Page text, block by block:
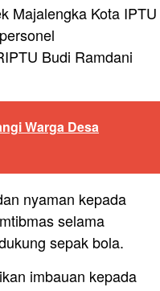
Majalengka Kota IPTU
Budi Ramdani
Warga Desa
nyaman kepada
selama
sepak bola.
imbauan kepada